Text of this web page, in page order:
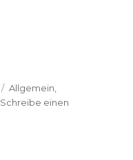
Kategorien
Allgemein
Schreibe einen